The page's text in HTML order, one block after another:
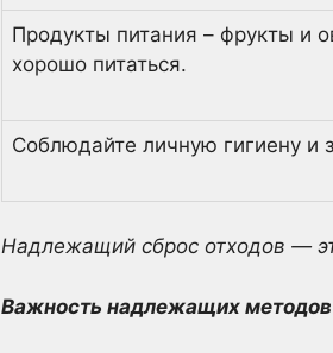
Продукты питания – фрукты и
хорошо питаться.
Соблюдайте личную гигиену и
Надлежащий сброс отходов —
Важность надлежащих методов